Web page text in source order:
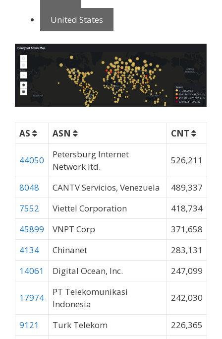
United States
AS ASN CNT
44050
Petersburg Internet
Network ltd.
526,211
8048 CANTV Servicios, Venezuela
489,337
7552
Viettel Corporation
418,734
45899
VNPT Corp
371,658
4134
Chinanet
283,131
14061
Digital Ocean, Inc. 247,099
17974
PT Telekomunikasi
Indonesia
242,030
9121 Turk Telekom 226,365